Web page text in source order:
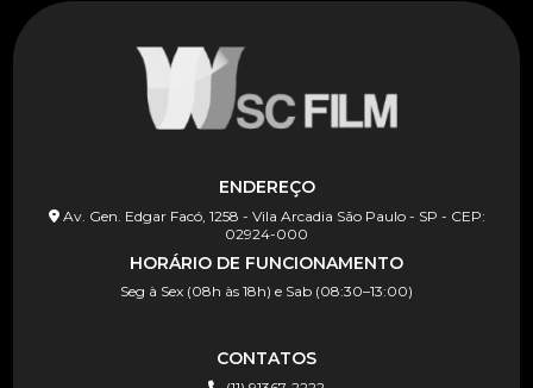
ENDEREÇO
Av. Gen. Edgar Facó, 1258 - Vila Arcadia São Paulo - SP - CEP:
02924-000
HORÁRIO DE FUNCIONAMENTO
Seg à Sex (08h às 18h) e Sab (08:30–13:00)
CONTATOS